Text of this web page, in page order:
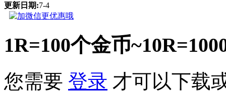
更新日期:7-4
1R=100个金币
您需要 登录 才可以下载